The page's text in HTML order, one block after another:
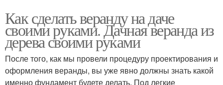
Как сделать веранду на даче
своими руками. Дачная веранда из
дерева своими руками
После того, как мы провели процедуру проектирования и
оформления веранды, вы уже явно должны знать какой
именно фундамент будете делать. Под легкие